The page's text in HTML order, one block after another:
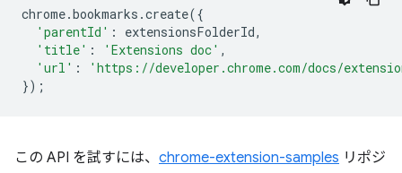
chrome.bookmarks .create({
'parentId' : extensionsFolderId,
'title' : 'Extensions doc' ,
'url' :
'https://developer.chrome.com/docs/
});
この API を試すには、 chrome-extension-samples リポジ